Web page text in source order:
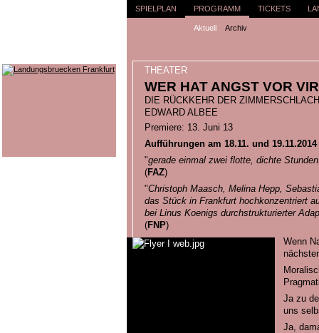
SPIELPLAN PROGRAMM
Aktuell Archiv
TICKETS
THEATER
WER HAT ANGST VOR
DIE RÜCKKEHR DER
EDWARD ALBEE
Premiere: 13. Juni 13
Aufführungen am 18.11. und 19.11.2014
"gerade einmal zwei flotte, dichte
(FAZ)
"Christoph Maasch, Melina Hepp,
das Stück in Frankfurt hochkonzentriert
bei Linus Koenigs durchstrukturierter
(FNP)
Wenn
Ja zu
uns
Ja,